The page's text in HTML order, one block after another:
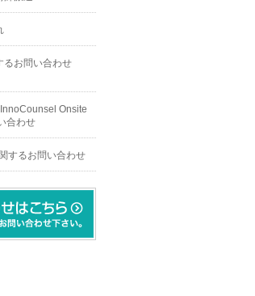
るお問い合わせ
Onsite
合わせ
するお問い合わせ